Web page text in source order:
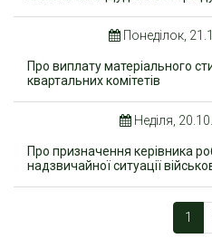
Понеділок,
Про виплату матеріального
квартальних комітетів
Неділя,
Про призначення керівника
надзвичайної ситуації
1